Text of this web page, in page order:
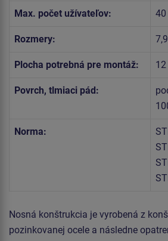
Max. počet užívateľov: 40
Rozmery:
Plocha potrebná pre montáž:
Povrch, tlmiaci pád:
Norma:
Nosná konštrukcia je vyrobená z
pozinkovanej ocele a následne